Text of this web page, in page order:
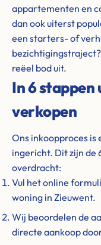
appartementen en
dan ook uiterst
een starters- of
reëel bod uit.
In 6 stappen
verkopen
Ons inkoopproces is
ingericht. Dit zijn de
overdracht:
Vul het online
woning in Zieuwent.
Wij beoordelen de
directe aankoop